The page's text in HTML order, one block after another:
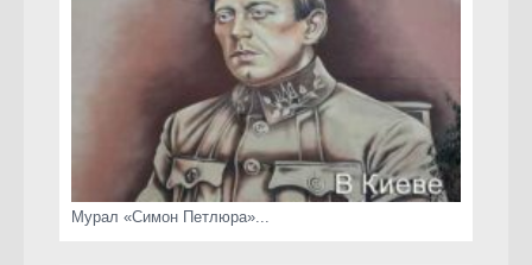
Мурал «Симон Петлюра»...